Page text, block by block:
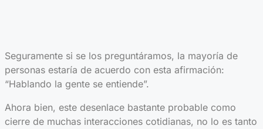
Seguramente si se los preguntáramos, la mayoría de
personas estaría de acuerdo con esta afirmación:
“Hablando la gente se entiende”.
Ahora bien, este desenlace bastante probable como
cierre de muchas interacciones cotidianas, no lo es tanto